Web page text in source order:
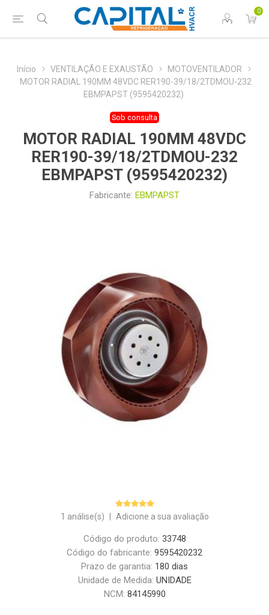
0
Início VENTILAÇÃO E EXAUSTÃO
MOTOVENTILADOR
MOTOR RADIAL 190MM 48VDC RER190-39/18/2TDMOU-232
EBMPAPST (9595420232)
Sob consulta
MOTOR RADIAL 190MM 48VDC
RER190-39/18/2TDMOU-232
EBMPAPST (9595420232)
Fabricante: EBMPAPST
1 análise(s) Adicione a sua avaliação
Código do produto: 33748
Código do fabricante: 9595420232
Prazo de garantia: 180 dias
Unidade de Medida: UNIDADE
NCM: 84145990